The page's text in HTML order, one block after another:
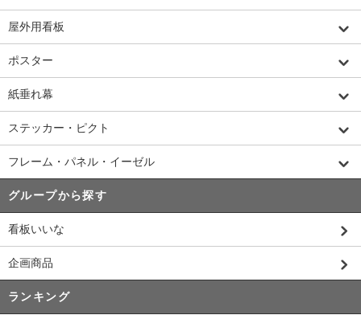
屋外用看板
ポスター
紙垂れ幕
ステッカー・ピクト
フレーム・パネル・イーゼル
グループから探す
看板いいな
企画商品
ランキング